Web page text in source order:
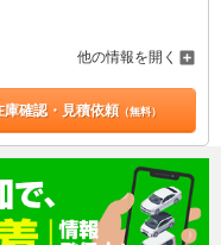
他の情報を開く
庫確認・見積依頼（無料）